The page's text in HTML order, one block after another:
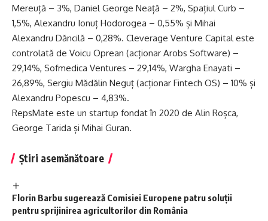
Mereuță – 3%, Daniel George Neață – 2%, Spațiul Curb –
1,5%, Alexandru Ionuț Hodorogea – 0,55% și Mihai
Alexandru Dăncilă – 0,28%. Cleverage Venture Capital este
controlată de Voicu Oprean (acționar Arobs Software) –
29,14%, Sofmedica Ventures – 29,14%, Wargha Enayati –
26,89%, Sergiu Mădălin Neguț (acționar Fintech OS) – 10% și
Alexandru Popescu – 4,83%.
RepsMate este un startup fondat în 2020 de Alin Roșca,
George Tarida și Mihai Guran.
Știri asemănătoare
Florin Barbu sugerează Comisiei Europene patru soluții
pentru sprijinirea agricultorilor din România